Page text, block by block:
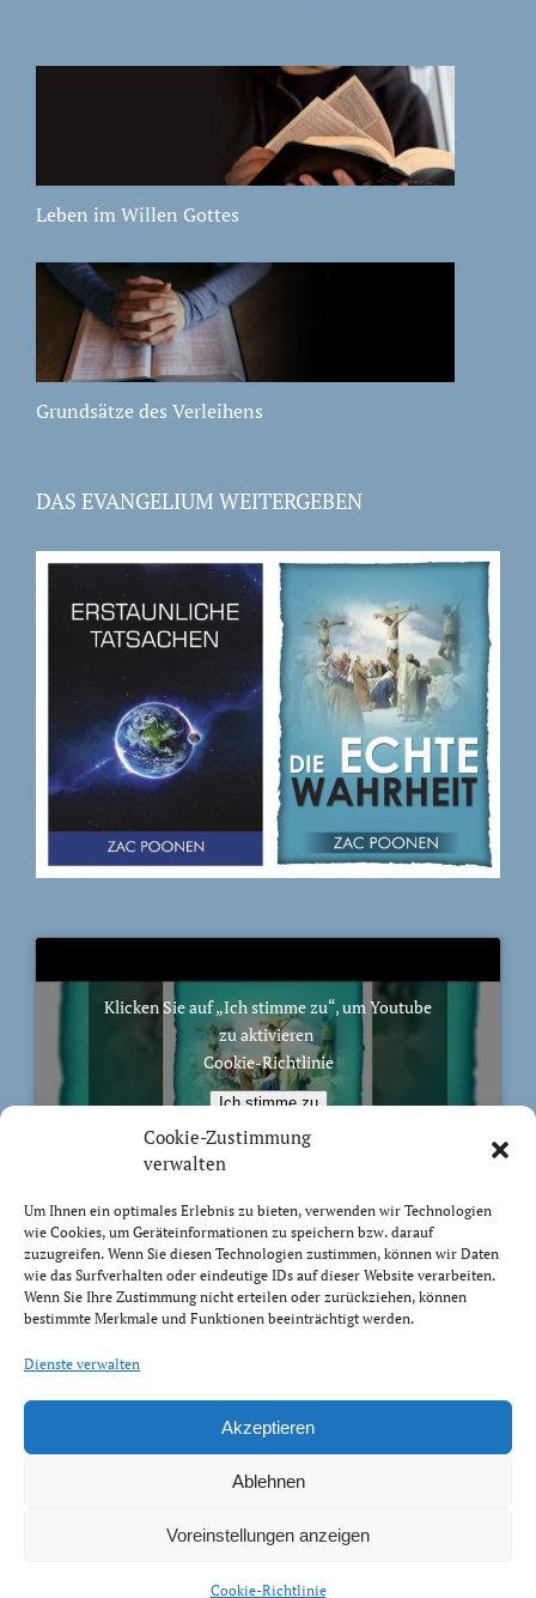
Cookie-Zustimmung
verwalten
Um Ihnen ein optimales Erlebnis zu bieten, verwenden wir Technologien
wie Cookies, um Geräteinformationen zu speichern bzw. darauf
zuzugreifen. Wenn Sie diesen Technologien zustimmen, können wir Daten
wie das Surfverhalten oder eindeutige IDs auf dieser Website verarbeiten.
Wenn Sie Ihre Zustimmung nicht erteilen oder zurückziehen, können
bestimmte Merkmale und Funktionen beeinträchtigt werden.
Dienste verwalten
Akzeptieren
Ablehnen
Voreinstellungen anzeigen
Cookie-Richtlinie
Leben im Willen Gottes
Grundsätze des Verleihens
DAS EVANGELIUM WEITERGEBEN
Klicken Sie auf „Ich stimme zu“, um Youtube
zu aktivieren
Cookie-Richtlinie
Ich stimme zu
BIBELVERS DES TAGES
Sondern wie der, der euch berufen hat, heilig ist, sollt
steht geschrieben: »Ihr sollt heilig sein, denn ich bin
heilig.«
Impressum Datenschutz